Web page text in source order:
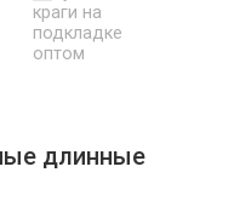
длинные